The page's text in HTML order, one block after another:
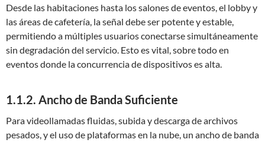
Desde las habitaciones hasta los salones de eventos, el lobby y
las áreas de cafetería, la señal debe ser potente y estable,
permitiendo a múltiples usuarios conectarse simultáneamente
sin degradación del servicio. Esto es vital, sobre todo en
eventos donde la concurrencia de dispositivos es alta.
1.1.2. Ancho de Banda Suficiente
Para videollamadas fluidas, subida y descarga de archivos
pesados, y el uso de plataformas en la nube, un ancho de banda